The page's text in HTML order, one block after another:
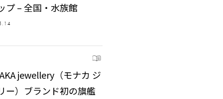
プ – 全国・水族館
jewellery（モナカ ジ
ー）ブランド初の旗艦